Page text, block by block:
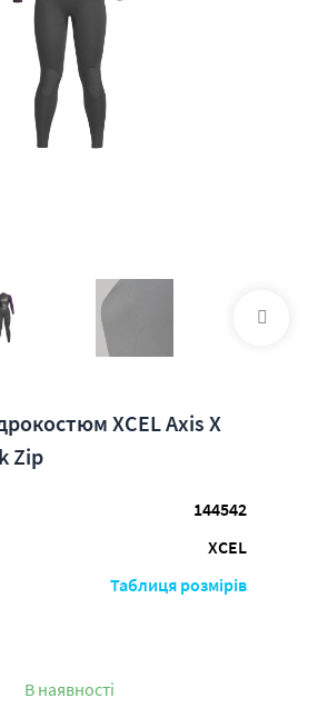
XCEL Axis X
Zip
144542
XCEL
Таблиця розмірів
В наявності